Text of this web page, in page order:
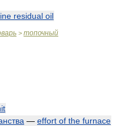
residual oil
> топочный
— effort of the furnace